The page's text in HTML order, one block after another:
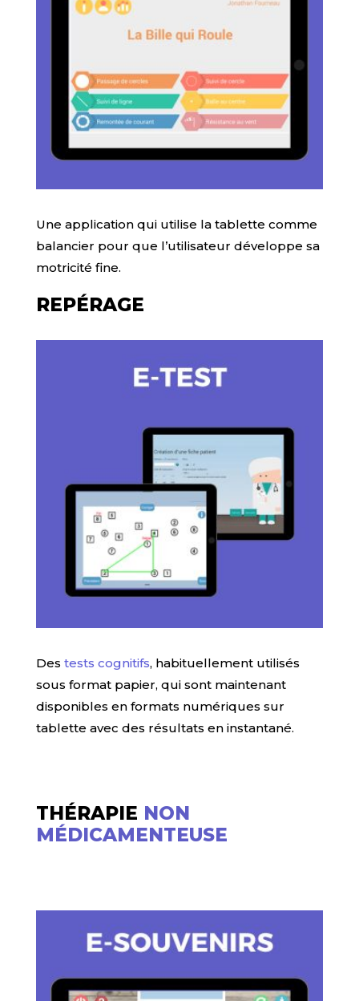
Une application qui utilise la tablette comme
balancier pour que l’utilisateur développe sa
motricité fine.
REPÉRAGE
Des tests cognitifs, habituellement utilisés
sous format papier, qui sont maintenant
disponibles en formats numériques sur
tablette avec des résultats en instantané.
THÉRAPIE NON
MÉDICAMENTEUSE